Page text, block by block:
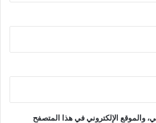
والموقع الإلكتروني في هذا المتصفح